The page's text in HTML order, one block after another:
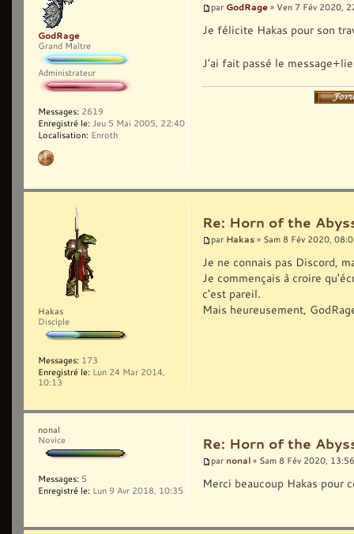
par GodRage » Ven 7 Fév 2020,
Je félicite Hakas pour son
J'ai fait passé le
GodRage
Grand Maître
Administrateur
Messages: 2619
Enregistré le: Jeu 5 Mai 2005, 22:40
Localisation: Enroth
Re: Horn of the
par Hakas » Sam 8 Fév 2020,
Je ne connais pas Discord,
Je commençais à croire
c'est pareil.
Mais heureusement,
Hakas
Disciple
Messages: 173
Enregistré le: Lun 24 Mar 2014,
10:13
Re: Horn of the
par nonal » Sam 8 Fév 2020, 13:56
Merci beaucoup Hakas pour
nonal
Novice
Messages: 5
Enregistré le: Lun 9 Avr 2018, 10:35